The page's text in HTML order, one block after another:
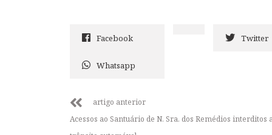
Facebook Twitter
Whatsapp
artigo anterior
Acessos ao Santuário de N. Sra. dos Remédios interditos